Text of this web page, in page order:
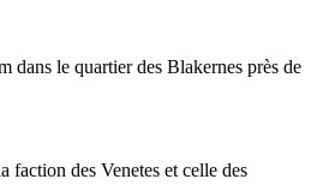
dans le quartier des Blakernes près de
des Venetes et celle des